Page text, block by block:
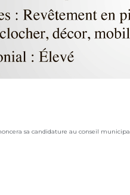
sa candidature au conseil municipal